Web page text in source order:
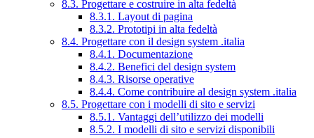
8.3. Progettare e costruire in alta fedeltà
8.3.1. Layout di pagina
8.3.2. Prototipi in alta fedeltà
8.4. Progettare con il design system .italia
8.4.1. Documentazione
8.4.2. Benefici del design system
8.4.3. Risorse operative
8.4.4. Come contribuire al design system .italia
8.5. Progettare con i modelli di sito e servizi
8.5.1. Vantaggi dell’utilizzo dei modelli
8.5.2. I modelli di sito e servizi disponibili